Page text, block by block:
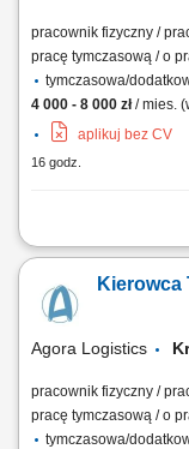
pracownik fizyczny /
pracę tymczasową / o
tymczasowa/
4 000 - 8 000 zł/ mies.
aplikuj bez CV
16 godz.
Zakres obowiązków:
„zamiast taksometru”)
rozpoczęciem pracy,
Kierowca
Agora Logistics
pracownik fizyczny /
pracę tymczasową / o
tymczasowa/